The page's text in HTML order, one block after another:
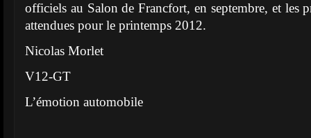
officiels au Salon de Francfort, en septembre, et les
attendues pour le printemps 2012.
Nicolas Morlet
V12-GT
L’émotion automobile